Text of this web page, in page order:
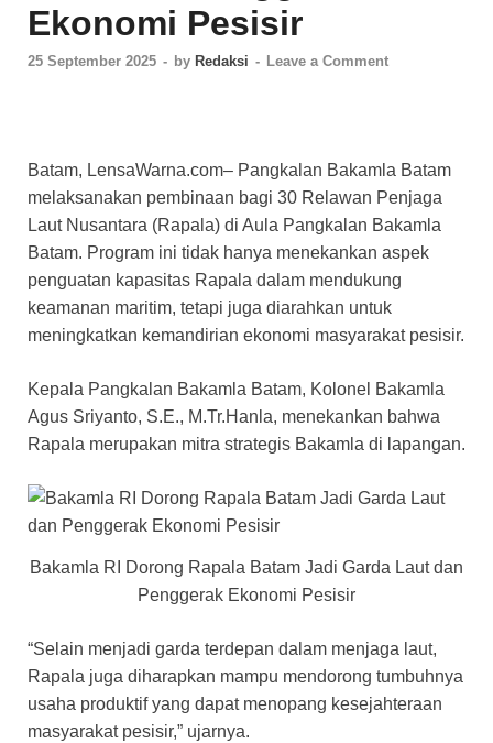
Ekonomi Pesisir
25 September 2025 - by Redaksi - Leave a Comment
Batam, LensaWarna.com– Pangkalan Bakamla Batam
melaksanakan pembinaan bagi 30 Relawan Penjaga
Laut Nusantara (Rapala) di Aula Pangkalan Bakamla
Batam. Program ini tidak hanya menekankan aspek
penguatan kapasitas Rapala dalam mendukung
keamanan maritim, tetapi juga diarahkan untuk
meningkatkan kemandirian ekonomi masyarakat pesisir.
Kepala Pangkalan Bakamla Batam, Kolonel Bakamla
Agus Sriyanto, S.E., M.Tr.Hanla, menekankan bahwa
Rapala merupakan mitra strategis Bakamla di lapangan.
Bakamla RI Dorong Rapala Batam Jadi Garda Laut dan
Penggerak Ekonomi Pesisir
“Selain menjadi garda terdepan dalam menjaga laut,
Rapala juga diharapkan mampu mendorong tumbuhnya
usaha produktif yang dapat menopang kesejahteraan
masyarakat pesisir,” ujarnya.